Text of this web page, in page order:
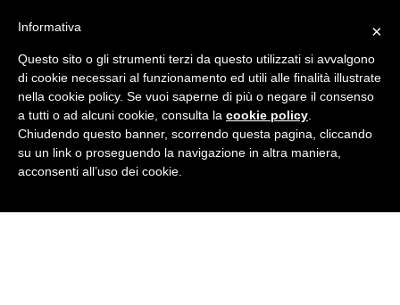
© COPYRIGHT 2026 BY CARLOREPETTO.IT| TUTTI I DIRITTI RISERVATI. -PRIVACY & POLICY
DESIGN BYKVA
×
Informativa
Questo sito o gli strumenti terzi da questo utilizzati si avvalgono
di cookie necessari al funzionamento ed utili alle finalità illustrate
nella cookie policy. Se vuoi saperne di più o negare il consenso
a tutti o ad alcuni cookie, consulta la cookie policy
Chiudendo questo banner, scorrendo questa pagina, cliccando
su un link o proseguendo la navigazione in altra maniera,
acconsenti all’uso dei cookie.